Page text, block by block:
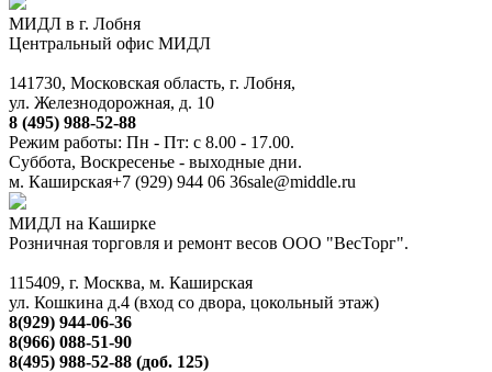
МИДЛ в г. Лобня
Центральный офис МИДЛ
141730, Московская область, г. Лобня,
ул. Железнодорожная, д. 10
8 (495) 988-52-88
Режим работы: Пн - Пт: с 8.00 - 17.00.
Суббота, Воскресенье - выходные дни.
м. Каширская+7 (929) 944 06 36sale@middle.ru
МИДЛ на Каширке
Розничная торговля и ремонт весов ООО "ВесТорг".
115409, г. Москва, м. Каширская
ул. Кошкина д.4 (вход со двора, цокольный этаж)
8(929) 944-06-36
8(966) 088-51-90
8(495) 988-52-88 (доб. 125)